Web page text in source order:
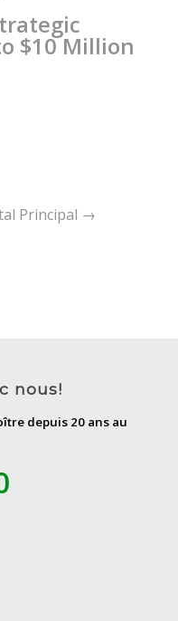
$10 Million
Principal →
nous!
depuis 20 ans au